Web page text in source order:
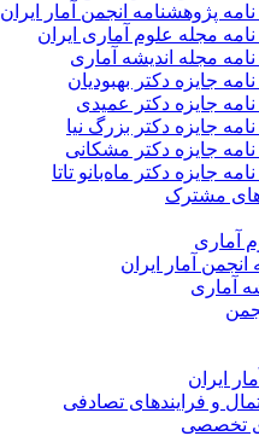
نامه پژوهشنامه انجمن آمار ایران
نامه مجله علوم آماری ایران
نامه مجله اندیشه آماری
نامه جایزه دکتر بهبودیان
نامه جایزه دکتر عمیدی
نامه جایزه دکتر بزرگ نیا
نامه جایزه دکتر مشکانی
نامه جایزه دکتر ماه‌بانو تاتا
مشترک
آماری
انجمن آمار ایران
آماری
ایران
و فرایندهای تصادفی
تخصصی